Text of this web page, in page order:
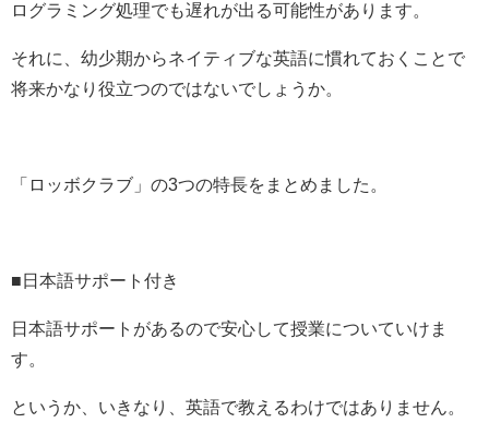
ログラミング処理でも遅れが出る可能性があります。
それに、幼少期からネイティブな英語に慣れておくことで
将来かなり役立つのではないでしょうか。
「ロッボクラブ」の3つの特長をまとめました。
■日本語サポート付き
日本語サポートがあるので安心して授業についていけま
す。
というか、いきなり、英語で教えるわけではありません。